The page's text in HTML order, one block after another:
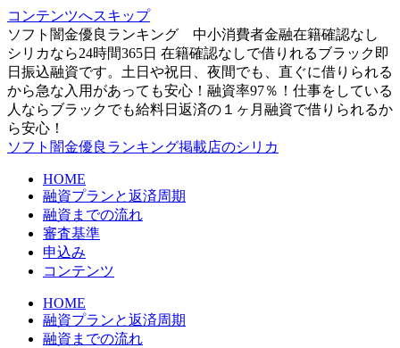
コンテンツへスキップ
ソフト闇金優良ランキング 中小消費者金融在籍確認なし
シリカなら24時間365日 在籍確認なしで借りれるブラック即
日振込融資です。土日や祝日、夜間でも、直ぐに借りられる
から急な入用があっても安心！融資率97％！仕事をしている
人ならブラックでも給料日返済の１ヶ月融資で借りられるか
ら安心！
ソフト闇金優良ランキング掲載店のシリカ
HOME
融資プランと返済周期
融資までの流れ
審査基準
申込み
コンテンツ
HOME
融資プランと返済周期
融資までの流れ